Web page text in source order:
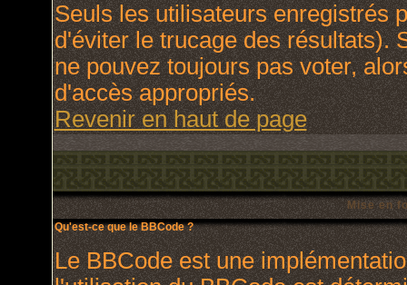
Seuls les utilisateurs enregistrés
d'éviter le trucage des résultats).
ne pouvez toujours pas voter,
d'accès appropriés.
Revenir en haut de page
Mise en
Qu'est-ce que le BBCode ?
Le BBCode est une